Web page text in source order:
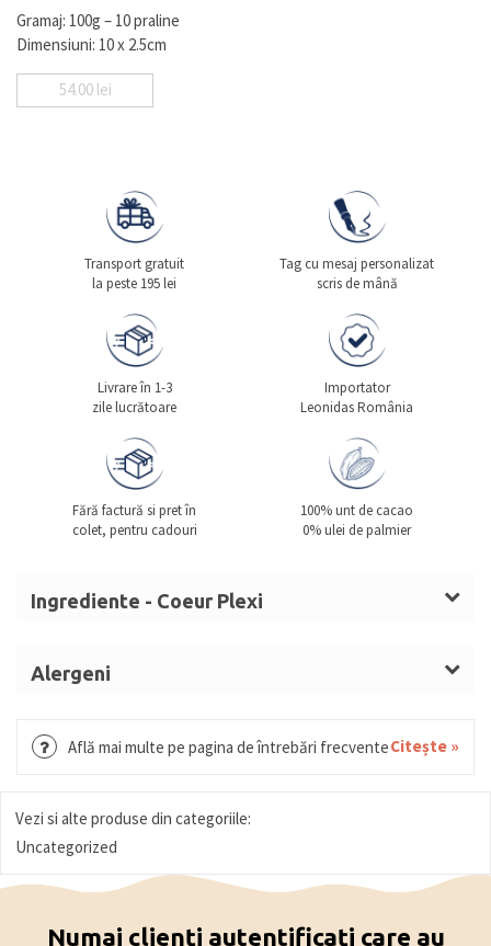
Gramaj: 100g – 10 praline
Dimensiuni: 10 x 2.5cm
54.00 lei
Transport gratuit
la peste 195 lei
Tag cu mesaj personalizat
scris de mână
Livrare în 1-3
zile lucrătoare
Importator
Leonidas România
Fără factură si pret în
colet, pentru cadouri
100% unt de cacao
0% ulei de palmier
Ingrediente - Coeur Plexi
glucoză,UNT
suc concentrat de portocale, acidifiant: acid citric,
maltodextrină, emulgator: lecitină deSOIA, arome,
paprica, agenți de îngroșare (agar-agar, pectină),
invertază, pudră de soc, concentrat de suc de soc,
cireșe, umectant (siropul de sorbitol, xilitol), acizi
glucoză-fructoză, colorant (concentrate de struguri,
Alergeni
Află mai multe pe pagina de întrebări frecventeCitește »
Vezi si alte produse din categoriile:
Uncategorized
Numai clienți autentificați care au